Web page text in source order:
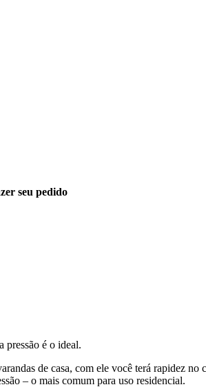
seu pedido
pressão é o ideal.
de casa, com ele você terá rapidez
– o mais comum para uso residencial.